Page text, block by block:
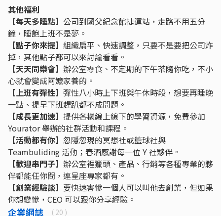
其他福利
【每天多睡點】 公司到國父紀念館捷運站，走路不用五分
鐘，睡飽上班不是夢。
【點子你來提】 組織扁平、快速調整，只要不是要把公司炸
掉，其他點子都可以來討論看看。
【天天同樂會】 辦公室零食、不定期的下午茶隨你吃，不小
心就會變成阿嬤家養的。
【上班有彈性】 彈性八小時上下班與午休時段，想要再睡晚
一點、提早下班趕趴都不成問題。
【成長更加速】 提供各樣線上線下的學習資源，免費參加
Yourator 舉辦的社群活動和課程。
【活動都有你】 忽隱忽現的冥想社或籃球社與
Teambuliding 活動；春酒感謝每一位 Y 社夥伴。
【歡迎串門子】 辦公室裡獵頭、產品、行銷等各種專業的夥
伴都能任你問，連星座專家都有。
【創業經驗談】 要快速害慘一個人可以叫他去創業，但如果
你想變慘，CEO 可以跟你分享經驗。
企業網誌 ( 20 )